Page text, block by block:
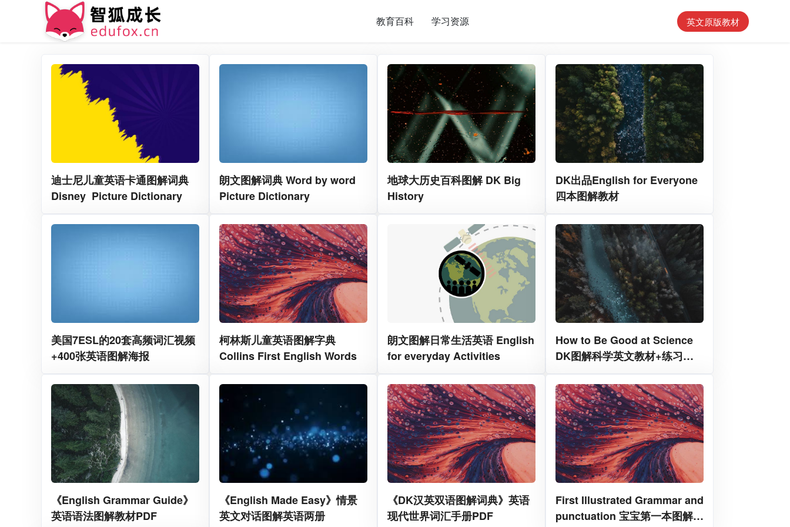
教育百科 学习资源 英文原版教材
迪士尼儿童英语卡通图解词典
Disney Picture Dictionary
朗文图解词典 Word by word
Picture Dictionary
地球大历史百科图解 DK Big
History
DK出品English for Everyone
四本图解教材
美国7ESL的20套高频词汇视频
+400张英语图解海报
柯林斯儿童英语图解字典
Collins First English Words
朗文图解日常生活英语 English
for everyday Activities
How to Be Good at Science
DK图解科学英文教材+练习册
+答案
《English Grammar Guide》
英语语法图解教材PDF
《English Made Easy》情景
英文对话图解英语两册
《DK汉英双语图解词典》英语
现代世界词汇手册PDF
First Illustrated Grammar and
punctuation 宝宝第一本图解语